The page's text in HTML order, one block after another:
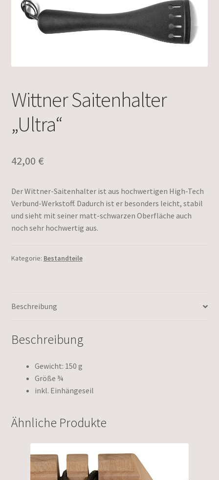
Wittner Saitenhalter
„Ultra“
42,00 €
Der Wittner-Saitenhalter ist aus hochwertigen High-Tech
Verbund-Werkstoff. Dadurch ist er besonders leicht, stabil
und sieht mit seiner matt-schwarzen Oberfläche auch
noch sehr hochwertig aus.
Kategorie: Bestandteile
Beschreibung
Beschreibung
Gewicht: 150 g
Größe ¾
inkl. Einhängeseil
Ähnliche Produkte